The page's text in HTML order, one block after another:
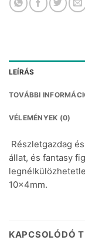
LEÍRÁS
TOVÁBBI
VÉLEMÉNYEK (0)
Részletgazdag
állat, és fantasy
10x4mm.
KAPCSOLÓDÓ